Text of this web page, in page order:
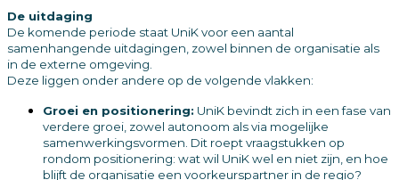
De uitdaging
De komende periode staat UniK voor een aantal
samenhangende uitdagingen, zowel binnen de organisatie als
in de externe omgeving.
Deze liggen onder andere op de volgende vlakken:
Groei en positionering: UniK bevindt zich in een fase van
verdere groei, zowel autonoom als via mogelijke
samenwerkingsvormen. Dit roept vraagstukken op
rondom positionering: wat wil UniK wel en niet zijn, en hoe
blijft de organisatie een voorkeurspartner in de regio?